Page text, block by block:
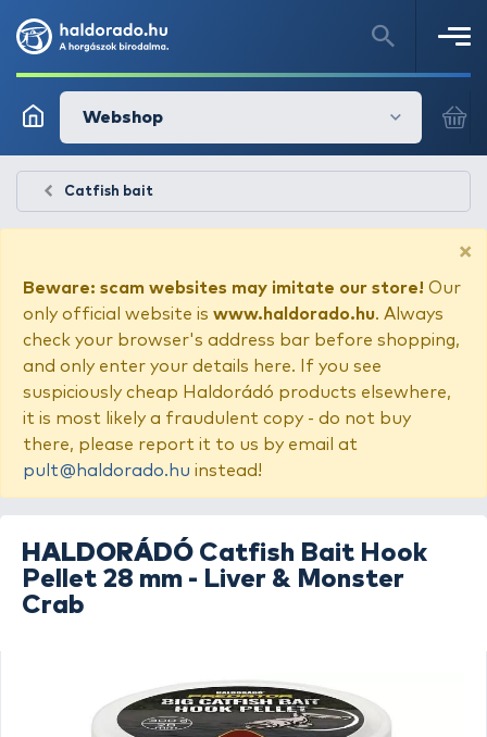
Webshop
Catfish bait
×
Beware: scam websites may imitate our store! Our
only official website is www.haldorado.hu. Always
check your browser's address bar before shopping,
and only enter your details here. If you see
suspiciously cheap Haldorádó products elsewhere,
it is most likely a fraudulent copy - do not buy
there, please report it to us by email at
pult@haldorado.hu instead!
HALDORÁDÓ Catfish Bait Hook
Pellet 28 mm - Liver & Monster
Crab